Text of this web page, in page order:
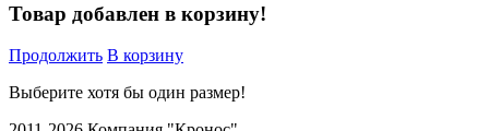
Товар добавлен в корзину!
Продолжить В корзину
Выберите хотя бы один размер!